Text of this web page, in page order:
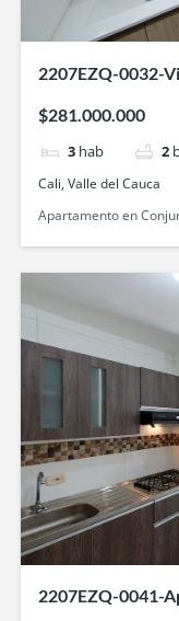
2207EZQ-0032-
$281.000.000
3 hab 2
Cali, Valle del Cauca
Apartamento en
2207EZQ-0041-